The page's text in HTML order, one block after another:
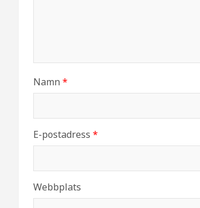
Namn *
E-postadress *
Webbplats